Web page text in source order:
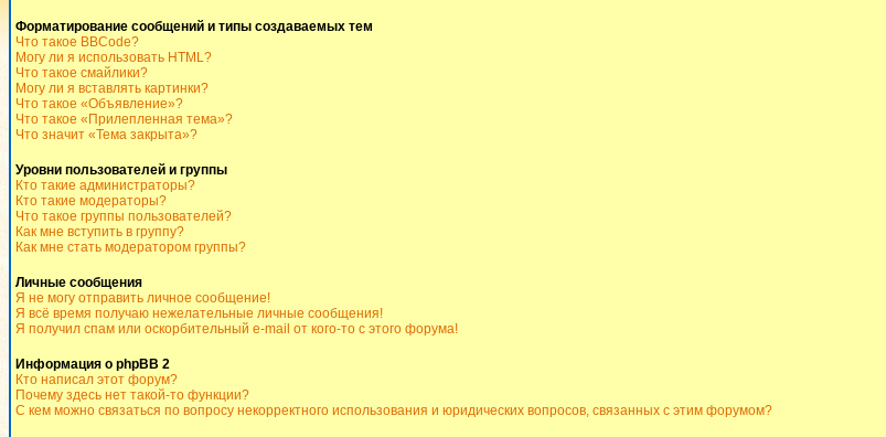
Форматирование сообщений и типы создаваемых тем
Что такое BBCode?
Могу ли я использовать HTML?
Что такое смайлики?
Могу ли я вставлять картинки?
Что такое «Объявление»?
Что такое «Прилепленная тема»?
Что значит «Тема закрыта»?
Уровни пользователей и группы
Кто такие администраторы?
Кто такие модераторы?
Что такое группы пользователей?
Как мне вступить в группу?
Как мне стать модератором группы?
Личные сообщения
Я не могу отправить личное сообщение!
Я всё время получаю нежелательные личные сообщения!
Я получил спам или оскорбительный e-mail от кого-то с этого форума!
Информация о phpBB 2
Кто написал этот форум?
Почему здесь нет такой-то функции?
С кем можно связаться по вопросу некорректного использования и юридических вопросов, связанных с этим форумом?